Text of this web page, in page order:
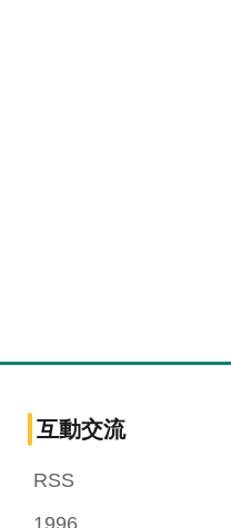
互動交流
RSS
1996